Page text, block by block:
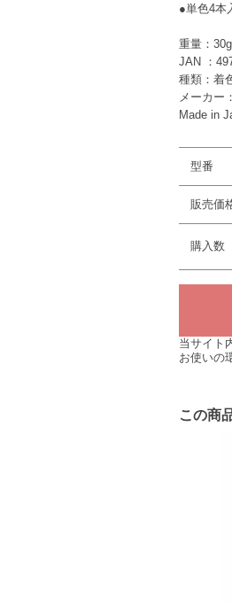
●単色4本
重量：
JAN ：
種類：着
メーカー
Made in
型番
販売価
購入数
当サイト
お使いの
この商